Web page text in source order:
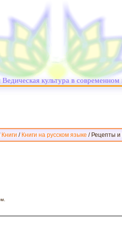
культура в
Книги / Книги на русском языке / Рецепты и